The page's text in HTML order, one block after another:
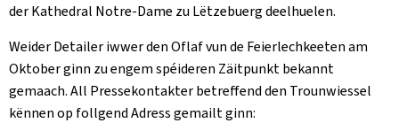
der Kathedral Notre-Dame zu Lëtzebuerg deelhuelen.
Weider Detailer iwwer den Oflaf vun de Feierlechkeeten am
Oktober ginn zu engem spéideren Zäitpunkt bekannt
gemaach. All Pressekontakter betreffend den Trounwiessel
kënnen op follgend Adress gemailt ginn: